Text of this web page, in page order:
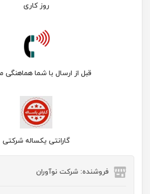
روز کاری
قبل از ارسال با شما
گارانتی یکساله شرکتی
فروشنده: شرکت نوآوران